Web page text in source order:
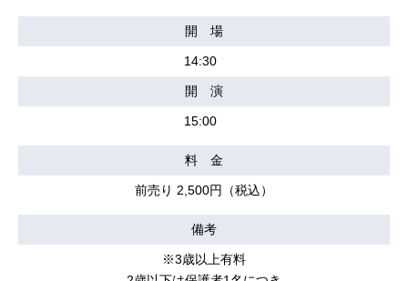
開 場
14:30
開 演
15:00
料 金
前売り 2,500円（税込）
備考
※3歳以上有料